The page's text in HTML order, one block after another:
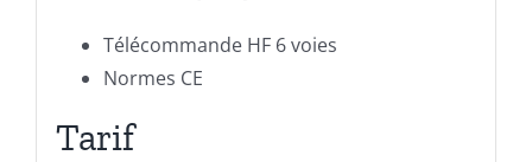
Télécommande HF 6 voies
Normes CE
Tarif